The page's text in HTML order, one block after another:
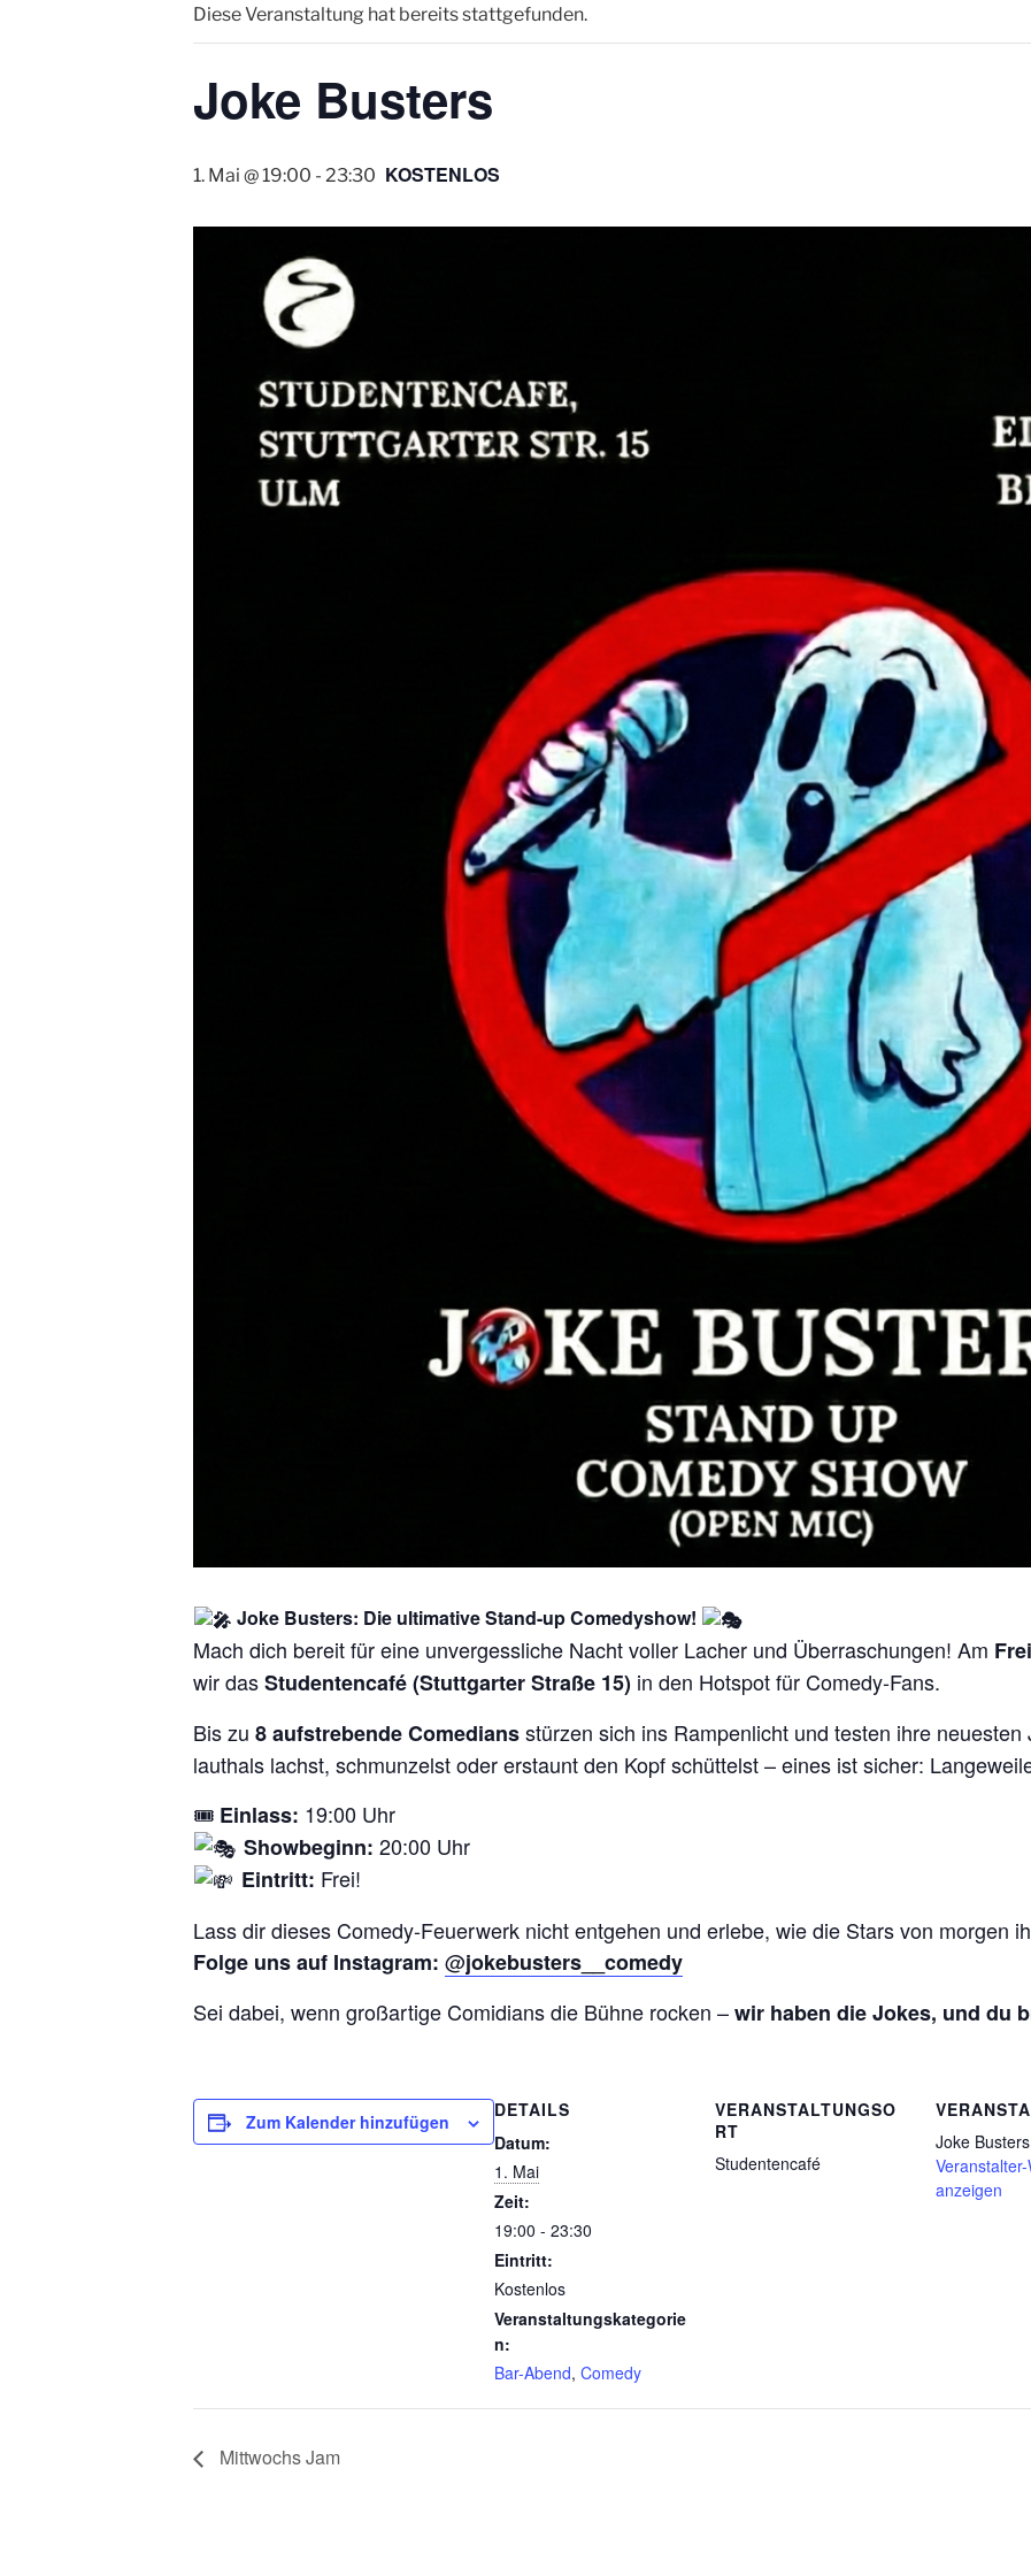
Diese Veranstaltung hat bereits stattgefunden.
Joke Busters
1. Mai @ 19:00 - 23:30 KOSTENLOS
Joke Busters: Die ultimative Stand-up Comedyshow!
Mach dich bereit für eine unvergessliche Nacht voller Lacher und Überraschungen! Am
wir dasStudentencafé (Stuttgarter Straße 15) in den Hotspot für Comedy-Fans.
Bis zu 8 aufstrebende Comediansstürzen sich ins Rampenlicht und testen ihre
lauthals lachst, schmunzelst oder erstaunt den Kopf schüttelst – eines ist sicher:
🎟 Einlass: 19:00 Uhr
Showbeginn: 20:00 Uhr
Eintritt: Frei!
Lass dir dieses Comedy-Feuerwerk nicht entgehen und erlebe, wie die Stars von morgen
Folge uns auf Instagram: @jokebusters__comedy
Sei dabei, wenn großartige Comidians die Bühne rocken –wir haben die Jokes, und du
Zum Kalender hinzufügen
DETAILS
Datum:
1. Mai
Zeit:
19:00 - 23:30
Eintritt:
Kostenlos
Veranstaltungskategorie
n:
Bar-Abend, Comedy
VERANSTALTUNGSO
RT
Studentencafé
Joke Busters
anzeigen
Mittwochs Jam